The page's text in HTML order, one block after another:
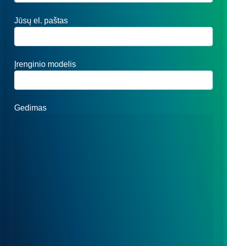
Jūsų el. paštas
Įrenginio modelis
Gedimas